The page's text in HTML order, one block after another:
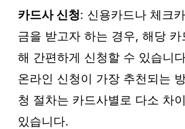
카드사 신청: 신용카드나 체크
금을 받고자 하는 경우, 해당
해 간편하게 신청할 수 있습니
온라인 신청이 가장 추천되는
청 절차는 카드사별로 다소 차
있습니다.